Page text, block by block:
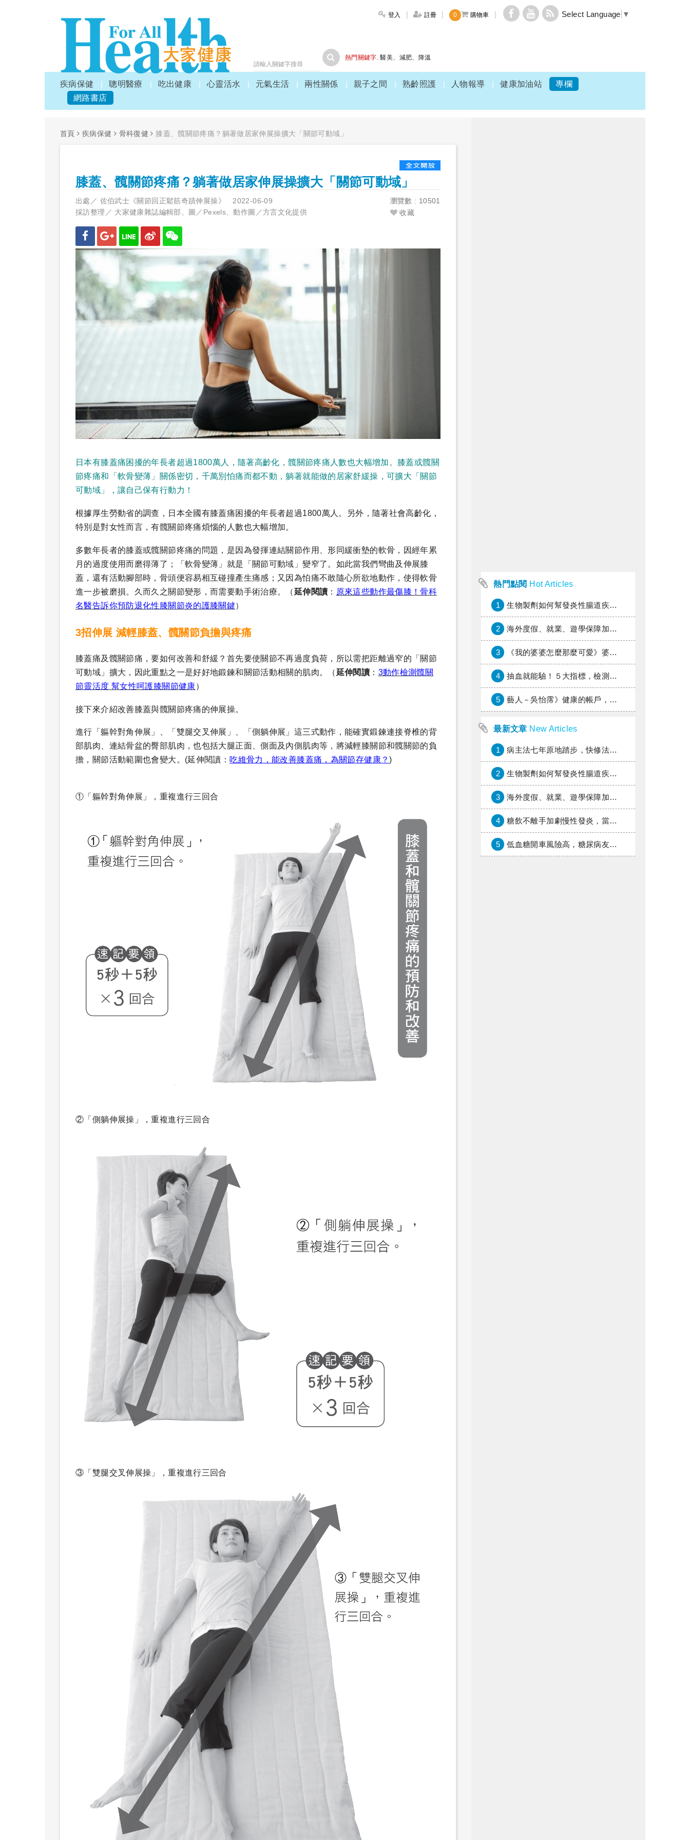
登入 註冊 0 購物車 Select Language ▼
熱門關鍵字. 醫美、 減肥、 降溫
疾病保健 聰明醫療 吃出健康 心靈活水 元氣生活 兩性關係 親子之間 熟齡照護 人物報導 健康加油站
專欄
網路書店
首頁 疾病保健 骨科復健 膝蓋、髖關節疼痛？躺著做居家伸展操擴大「關節可動域」
膝蓋、髖關節疼痛？躺著做居家伸展操擴大「關節可動域」
出處／ 佐伯武士《關節回正鬆筋奇蹟伸展操》 2022-06-09
採訪整理／ 大家健康雜誌編輯部、圖／Pexels、動作圖／方言文化提供
瀏覽數 : 10501
收藏
日本有膝蓋痛困擾的年長者超過1800萬人，隨著高齡化，髖關節疼痛人數也大幅增加。膝蓋或髖關
節疼痛和「軟骨變薄」關係密切，千萬別怕痛而都不動，躺著就能做的居家舒緩操，可擴大「關節
可動域」，讓自己保有行動力！
根據厚生勞動省的調查，日本全國有膝蓋痛困擾的年長者超過1800萬人。另外，隨著社會高齡化，
特別是對女性而言，有髖關節疼痛煩惱的人數也大幅增加。
多數年長者的膝蓋或髖關節疼痛的問題，是因為發揮連結關節作用、形同緩衝墊的軟骨，因經年累
月的過度使用而磨得薄了；「軟骨變薄」就是「關節可動域」變窄了。如此當我們彎曲及伸展膝
蓋，還有活動腳部時，骨頭便容易相互碰撞產生痛感；又因為怕痛不敢隨心所欲地動作，使得軟骨
進一步被磨損。久而久之關節變形，而需要動手術治療。
（延伸閱讀 ： 原來這些動作最傷膝！骨科
名醫告訴你預防退化性膝關節炎的護膝關鍵）
3招伸展 減輕膝蓋、髖關節負擔與疼痛
膝蓋痛及髖關節痛，要如何改善和舒緩？首先要使關節不再過度負荷，所以需把距離過窄的「關節
可動域」擴大，因此重點之一是好好地鍛鍊和關節活動相關的肌肉。
（延伸閱讀 ： 3動作檢測髖關
節靈活度 幫女性呵護膝關節健康）
接下來介紹改善膝蓋與髖關節疼痛的伸展操。
進行「軀幹對角伸展」、「雙腿交叉伸展」、「側躺伸展」這三式動作，能確實鍛鍊連接脊椎的背
部肌肉、連結骨盆的臀部肌肉，也包括大腿正面、側面及內側肌肉等，將減輕膝關節和髖關節的負
擔，關節活動範圍也會變大。 (延伸閱讀：吃維骨力，能改善膝蓋痛，為關節存健康？)
①「軀幹對角伸展」，重複進行三回合
②「側躺伸展操」，重複進行三回合
③「雙腿交叉伸展操」，重複進行三回合
熱門點閱 Hot Articles
1 生物製劑如何幫發炎性腸道疾病患者抗潰瘍？治療進展與健保給付困境一次看
2 海外度假、就業、遊學保障加倍，富邦產險「一期逐夢」專案加碼遠距醫療與緊急救援
3 《我的婆婆怎麼那麼可愛》婆婆希望媳婦放棄領取已故兒子身故理賠金，可以這樣做嗎？
4 抽血就能驗！５大指標，檢測身體是否發炎
5 藝人－吳怡霈》健康的帳戶，年輕時別提光
最新文章 New Articles
1 病主法七年原地踏步，快修法讓病人自主決定善終
2 生物製劑如何幫發炎性腸道疾病患者抗潰瘍？治療進展與健保給付困境一次看
3 海外度假、就業、遊學保障加倍，富邦產險「一期逐夢」專案加碼遠距醫療與緊急救援
4 糖飲不離手加劇慢性發炎，當心老化與慢性病提早報到
5 低血糖開車風險高，糖尿病友上路必學的安全守則